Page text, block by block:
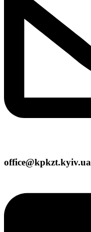
office@kpkzt.kyiv.ua